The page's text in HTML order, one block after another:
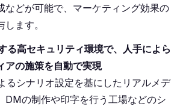
などが可能で、マーケティング効果の
ます。
る高セキュリティ環境で、人手によら
アの施策を自動で実現
るシナリオ設定を基にしたリアルメデ
DMの制作や印字を行う工場などのシ